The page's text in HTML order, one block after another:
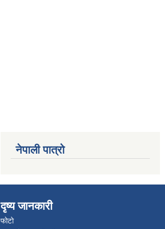
नेपाली पात्रो
दृष्य जानकारी
फोटो